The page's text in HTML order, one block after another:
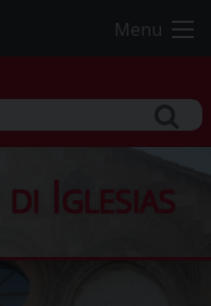
Menu
Iglesias